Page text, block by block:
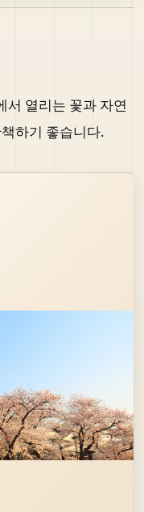
서 열리는 꽃과 자연
하기 좋습니다.